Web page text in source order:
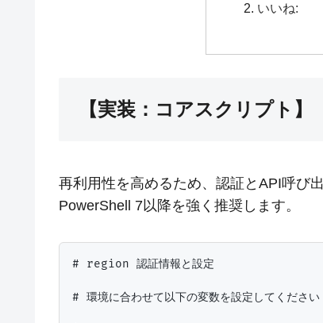
いいね:
【実装：コアスクリプト】
再利用性を高めるため、認証とAPI呼び
PowerShell 7以降を強く推奨します。
# region 認証情報と設定
# 環境に合わせて以下の変数を設定してください